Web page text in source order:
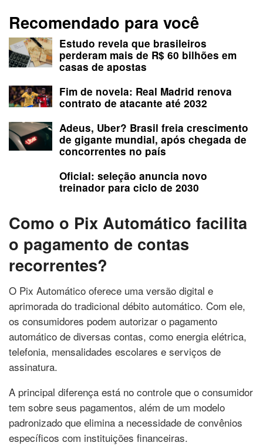
Recomendado para você
Estudo revela que brasileiros
perderam mais de R$ 60 bilhões em
casas de apostas
Fim de novela: Real Madrid renova
contrato de atacante até 2032
Adeus, Uber? Brasil freia crescimento
de gigante mundial, após chegada de
concorrentes no país
Oficial: seleção anuncia novo
treinador para ciclo de 2030
Como o Pix Automático facilita
o pagamento de contas
recorrentes?
O Pix Automático oferece uma versão digital e
aprimorada do tradicional débito automático. Com ele,
os consumidores podem autorizar o pagamento
automático de diversas contas, como energia elétrica,
telefonia, mensalidades escolares e serviços de
assinatura.
A principal diferença está no controle que o consumidor
tem sobre seus pagamentos, além de um modelo
padronizado que elimina a necessidade de convênios
específicos com instituições financeiras.